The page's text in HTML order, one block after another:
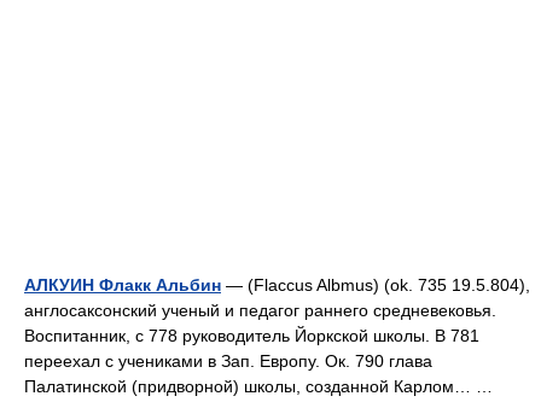
АЛКУИН Флакк Альбин — (Flaccus Albmus) (ok. 735 19.5.804),
англосаксонский ученый и педагог раннего средневековья.
Воспитанник, с 778 руководитель Йоркской школы. В 781
переехал с учениками в Зап. Европу. Ок. 790 глава
Палатинской (придворной) школы, созданной Карлом… …